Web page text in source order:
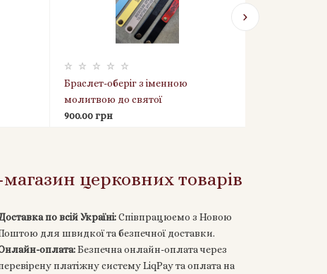
Браслет-оберіг з іменною
молитвою до святої
покровительки — жіночий,
900.00 грн
церковних товарів
Доставка по всій Україні:Співпрацюємо з Новою
для швидкої та безпечної доставки.
оплата:Безпечна онлайн-оплата через
платіжну систему LiqPay та оплата на